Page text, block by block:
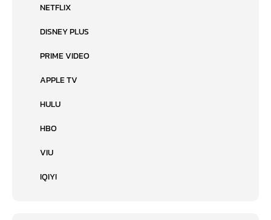
NETFLIX
DISNEY PLUS
PRIME VIDEO
APPLE TV
HULU
HBO
VIU
IQIYI